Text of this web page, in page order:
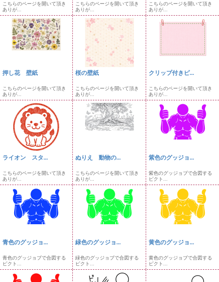
こちらのページを開いて頂き
ありが...
こちらのページを開いて頂き
ありが...
こちらのページを開いて頂き
ありが...
押し花 壁紙
こちらのページを開いて頂き
ありが...
桜の壁紙
こちらのページを開いて頂き
ありが...
クリップ付きピ...
こちらのページを開いて頂き
ありが...
ライオン スタ...
こちらのページを開いて頂き
ありが...
ぬりえ 動物の...
こちらのページを開いて頂き
ありが...
紫色のグッジョ...
紫色のグッジョブで合図する
ピクト...
青色のグッジョ...
青色のグッジョブで合図する
ピクト...
緑色のグッジョ...
緑色のグッジョブで合図する
ピクト...
黄色のグッジョ...
黄色のグッジョブで合図する
ピクト...